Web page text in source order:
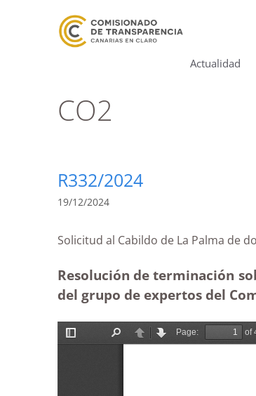
Actualidad
CO2
R332/2024
19/12/2024
Solicitud al Cabildo de La Palma
Resolución de terminación
del grupo de expertos del